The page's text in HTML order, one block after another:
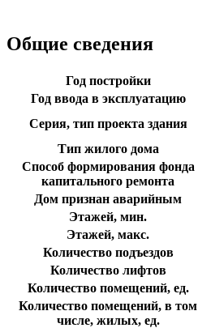
Общие сведения
Год постройки
Год ввода в эксплуатацию
Серия, тип проекта здания
Тип жилого дома
Способ формирования фонда
капитального ремонта
Дом признан аварийным
Этажей, мин.
Этажей, макс.
Количество подъездов
Количество лифтов
Количество помещений, ед.
Количество помещений, в том
числе, жилых, ед.